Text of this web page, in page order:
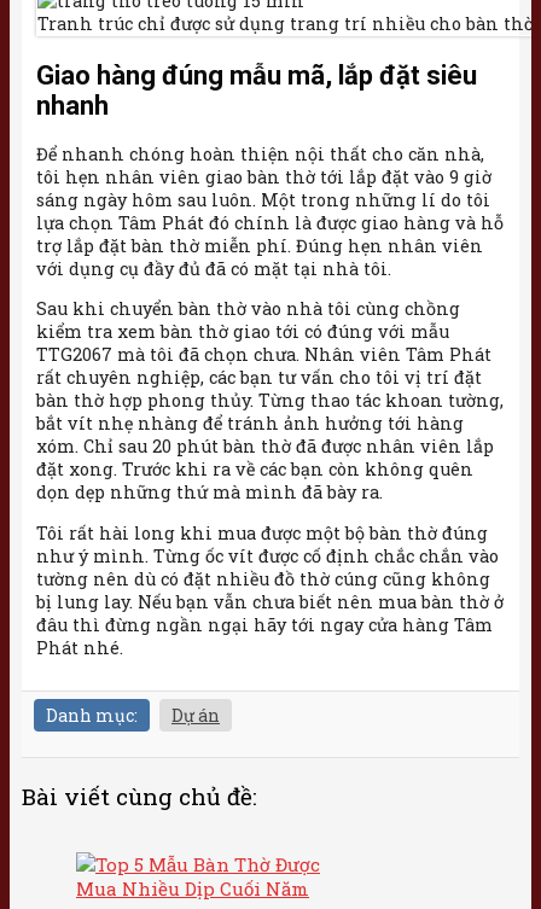
Tranh trúc chỉ được sử dụng trang trí nhiều cho bàn thờ
Giao hàng đúng mẫu mã, lắp đặt siêu
nhanh
Để nhanh chóng hoàn thiện nội thất cho căn nhà,
tôi hẹn nhân viên giao bàn thờ tới lắp đặt vào 9 giờ
sáng ngày hôm sau luôn. Một trong những lí do tôi
lựa chọn Tâm Phát đó chính là được giao hàng và hỗ
trợ lắp đặt bàn thờ miễn phí. Đúng hẹn nhân viên
với dụng cụ đầy đủ đã có mặt tại nhà tôi.
Sau khi chuyển bàn thờ vào nhà tôi cùng chồng
kiểm tra xem bàn thờ giao tới có đúng với mẫu
TTG2067 mà tôi đã chọn chưa. Nhân viên Tâm Phát
rất chuyên nghiệp, các bạn tư vấn cho tôi vị trí đặt
bàn thờ hợp phong thủy. Từng thao tác khoan tường,
bắt vít nhẹ nhàng để tránh ảnh hưởng tới hàng
xóm. Chỉ sau 20 phút bàn thờ đã được nhân viên lắp
đặt xong. Trước khi ra về các bạn còn không quên
dọn dẹp những thứ mà mình đã bày ra.
Tôi rất hài long khi mua được một bộ bàn thờ đúng
như ý mình. Từng ốc vít được cố định chắc chắn vào
tường nên dù có đặt nhiều đồ thờ cúng cũng không
bị lung lay. Nếu bạn vẫn chưa biết nên mua bàn thờ ở
đâu thì đừng ngần ngại hãy tới ngay cửa hàng Tâm
Phát nhé.
Danh mục: Dự án
Bài viết cùng chủ đề: